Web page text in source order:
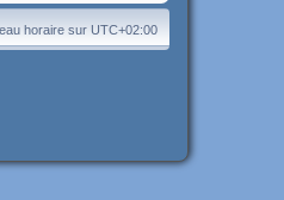
horaire sur UTC+02:00